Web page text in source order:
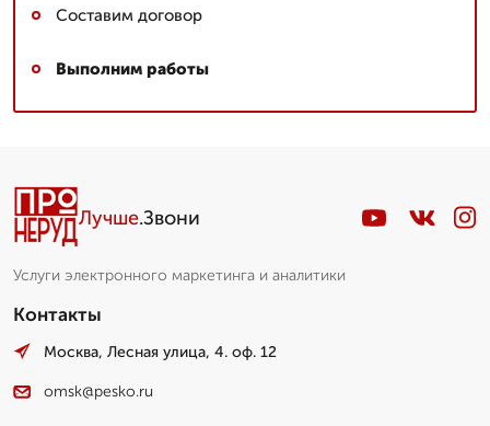
Составим договор
Выполним работы
Лучше.Звони
Услуги электронного маркетинга и аналитики
Контакты
Москва, Лесная улица, 4. оф. 12
omsk@pesko.ru